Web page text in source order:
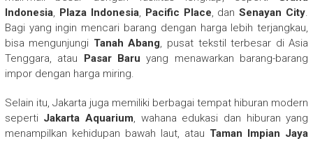
Indonesia, Plaza Indonesia, Pacific Place, danSenayan City.
Bagi yang ingin mencari barang dengan harga lebih terjangkau,
bisa mengunjungi Tanah Abang, pusat tekstil terbesar di Asia
Tenggara, atau
Pasar Baru yang menawarkan barang-barang
impor dengan harga miring.
Selain itu, Jakarta juga memiliki berbagai tempat hiburan modern
seperti Jakarta Aquarium, wahana edukasi dan hiburan yang
menampilkan kehidupan bawah laut, atau Taman Impian Jaya